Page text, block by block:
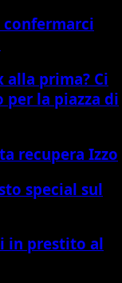
confermarci
alla prima? Ci
la piazza di
recupera Izzo
special sul
in prestito al